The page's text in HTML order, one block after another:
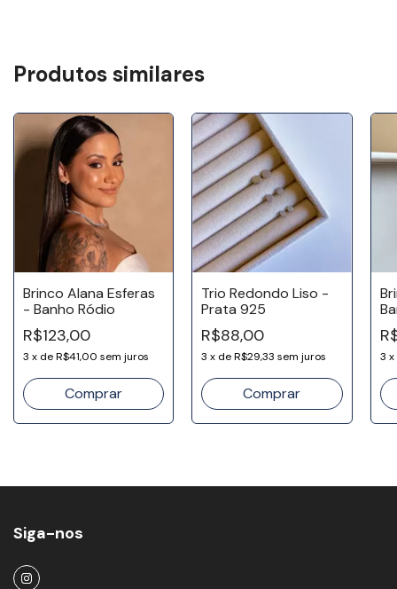
Produtos similares
Brinco Alana Esferas
- Banho Ródio
R$123,00
3 x deR$41,00 sem juros
Trio Redondo Liso -
Prata 925
R$88,00
3 x deR$29,33 sem juros 3 x
Siga-nos